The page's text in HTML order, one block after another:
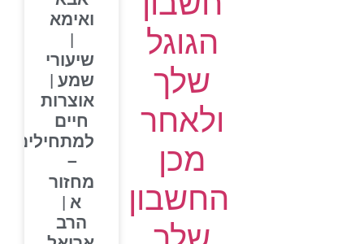
הגוגל
שלך
ולאחר
מכן
החשבון
ואימא
שיעורי
שמע |
אוצרות
חיים
למתחילים
מחזור
א |
הרב